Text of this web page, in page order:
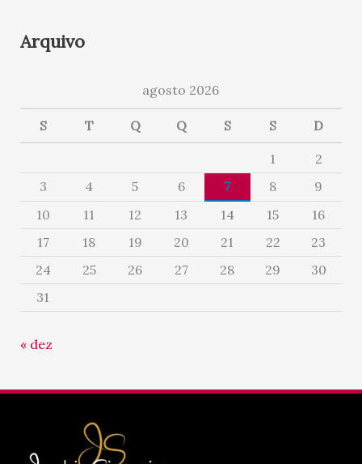
Arquivo
agosto 2026
S T Q Q S S D
1
2
3
4 5 6 7 8
9
10
11 12 13 14 15
16
17
18 19 20 21 22
23
24
25 26 27 28 29
30
31
« dez